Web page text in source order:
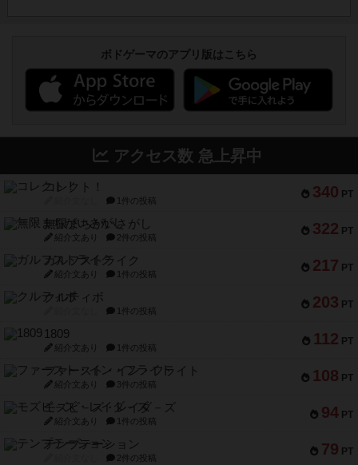
ボドゲーマのアプリ版はこちら
アクセス数 急上昇中
340 PT
コレクト！
1件の投稿
322 PT
無限まちがいさがし
紹介文あり 2件の投稿
217 PT
ガルフストライク
紹介文あり 1件の投稿
203 PT
クルティボ
1件の投稿
112 PT
1809
紹介文あり 1件の投稿
108 PT
ファースト・イン・フライト
紹介文あり 3件の投稿
94 PT
モズビ－ズ・レイダ－ズ
紹介文あり 1件の投稿
79 PT
テンプテーション
2件の投稿